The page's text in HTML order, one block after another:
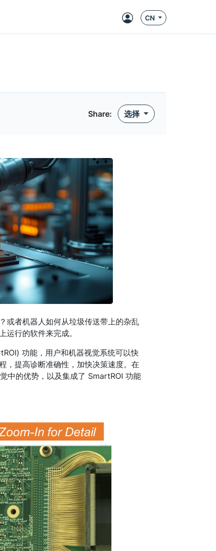
CN
Share: 选择
或者机器人如何从垃圾传送带上的杂乱
行的软件来完成。
功能，用户和机器视觉系统可以快
，提高诊断准确性，加快决策速度。在
中的优势，以及集成了 SmartROI 功能